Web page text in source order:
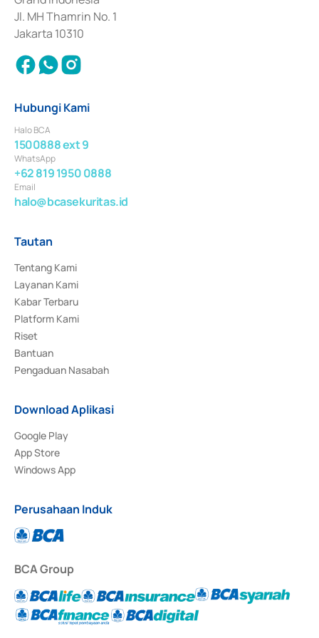
Jl. MH Thamrin No. 1
Jakarta 10310
Hubungi Kami
Halo BCA
1500888 ext 9
WhatsApp
+62 819 1950 0888
Email
halo@bcasekuritas.id
Tautan
Tentang Kami
Layanan Kami
Kabar Terbaru
Platform Kami
Riset
Bantuan
Pengaduan Nasabah
Download Aplikasi
Google Play
App Store
Windows App
Perusahaan Induk
BCA Group